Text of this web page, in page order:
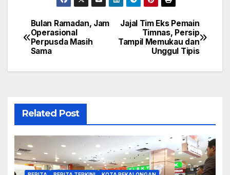
Navigasi
pos
Jajal Tim Eks Pemain
Timnas, Persip
Tampil Memukau dan
Unggul Tipis
Bulan Ramadan, Jam
Operasional
Perpusda Masih
Sama
Related Post